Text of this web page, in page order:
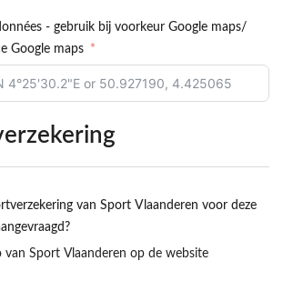
- gebruik bij voorkeur Google maps/
Google maps
van Sport Vlaanderen voor deze
van Sport Vlaanderen op de website